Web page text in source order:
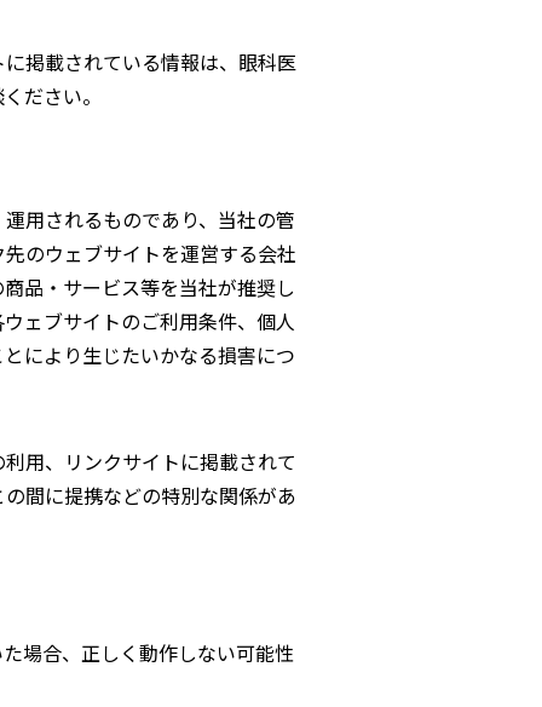
掲載されている情報は、眼科医
ださい。
用されるものであり、当社の管
のウェブサイトを運営する会社
品・サービス等を当社が推奨し
ェブサイトのご利用条件、個人
により生じたいかなる損害につ
用、リンクサイトに掲載されて
間に提携などの特別な関係があ
場合、正しく動作しない可能性